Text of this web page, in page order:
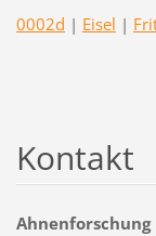
0002d | Eisel |
Kontakt
Ahnenforschung